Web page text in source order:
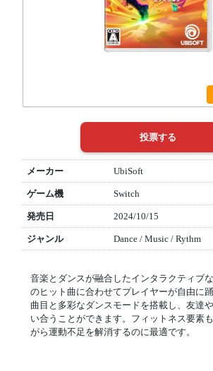
メーカー UbiSoft
ゲーム機 Switch
発売日 2024/10/15
ジャンル Dance / Music / Rythm
音楽とダンスが融合したインタラクティブ
のヒット曲に合わせてプレイヤーが自由に
曲目と多彩なダンスモードを搭載し、友達
い合うことができます。フィットネス要素
がら運動不足を解消するのに最適です。